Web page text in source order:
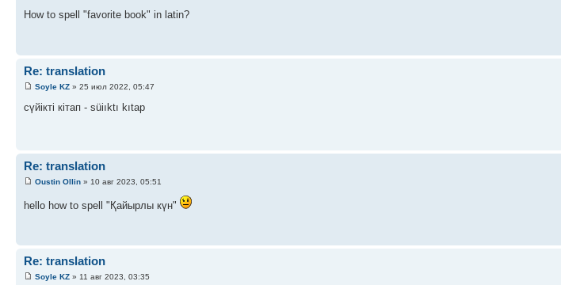
How to spell "favorite book" in latin?
Re: translation
Soyle KZ » 25 июл 2022, 05:47
сүйікті кітап - süiıktı kıtap
Re: translation
Oustin Ollin » 10 авг 2023, 05:51
hello how to spell "Қайырлы күн"
Re: translation
Soyle KZ » 11 авг 2023, 03:35